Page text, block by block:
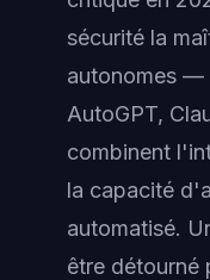
sécurité la
autonomes —
AutoGPT,
combinent
la capacité
automatisé.
être détourné